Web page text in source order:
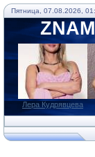
Пятница, 07.08.2026,
Лера Кудрявцева